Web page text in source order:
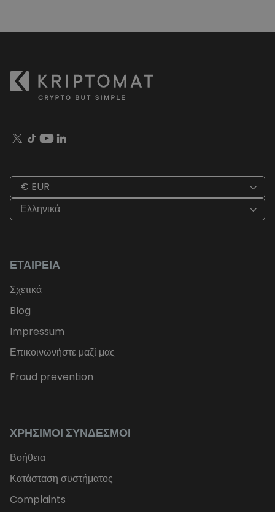
€ EUR
Ελληνικά
ΕΤΑΙΡΕΊΑ
Σχετικά
Blog
Impressum
Επικοινωνήστε μαζί μας
Fraud prevention
ΧΡΉΣΙΜΟΙ ΣΎΝΔΕΣΜΟΙ
Βοήθεια
Κατάσταση συστήματος
Complaints